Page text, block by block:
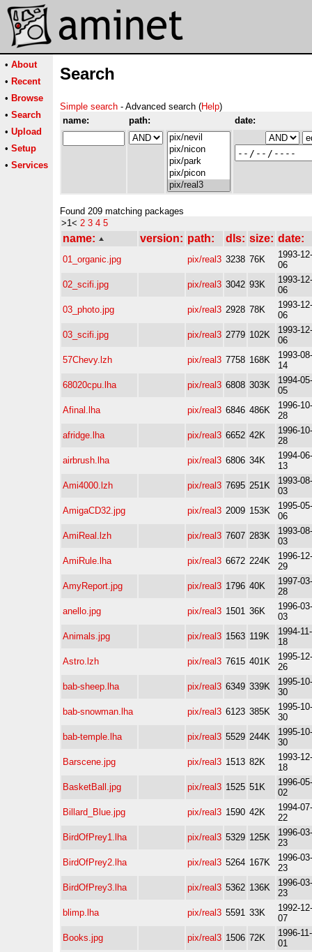
• About
• Recent
• Browse
• Search
• Upload
• Setup
• Services
Search
Simple search - Advanced search (Help)
name:
path: date:
Found 209 matching packages
>1< 2 3 4 5
name: version: path: dls: size: date:
01_organic.jpg pix/real3 3238 76K
1993-12-
06
02_scifi.jpg
pix/real3 3042 93K
1993-12-
06
03_photo.jpg
pix/real3 2928 78K
1993-12-
06
03_scifi.jpg
pix/real3 2779 102K
1993-12-
06
57Chevy.lzh
pix/real3 7758 168K
1993-08-
14
68020cpu.lha
pix/real3 6808 303K
1994-05-
05
Afinal.lha
pix/real3 6846 486K
1996-10-
28
afridge.lha
pix/real3 6652 42K
1996-10-
28
airbrush.lha
pix/real3 6806 34K
1994-06-
13
Ami4000.lzh
pix/real3 7695 251K
1993-08-
03
AmigaCD32.jpg
pix/real3 2009 153K
1995-05-
06
AmiReal.lzh
pix/real3 7607 283K
1993-08-
03
AmiRule.lha
pix/real3 6672 224K
1996-12-
29
AmyReport.jpg
pix/real3 1796 40K
1997-03-
28
anello.jpg
pix/real3 1501 36K
1996-03-
03
Animals.jpg
pix/real3 1563 119K
1994-11-
18
Astro.lzh
pix/real3 7615 401K
1995-12-
26
bab-sheep.lha
pix/real3 6349 339K
1995-10-
30
bab-snowman.lha
pix/real3 6123 385K
1995-10-
30
bab-temple.lha
pix/real3 5529 244K
1995-10-
30
Barscene.jpg
pix/real3 1513 82K
1993-12-
18
BasketBall.jpg
pix/real3 1525 51K
1996-05-
02
Billard_Blue.jpg
pix/real3 1590 42K
1994-07-
22
BirdOfPrey1.lha
pix/real3 5329 125K
1996-03-
23
BirdOfPrey2.lha
pix/real3 5264 167K
1996-03-
23
BirdOfPrey3.lha
pix/real3 5362 136K
1996-03-
23
blimp.lha
pix/real3 5591 33K
1992-12-
07
Books.jpg
pix/real3 1506 72K
1996-11-
01